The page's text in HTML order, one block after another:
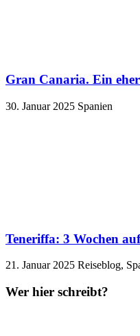
Gran Canaria. Ein
30. Januar 2025 Spanien
Teneriffa: 3 Wochen
21. Januar 2025 Reiseblog,
Wer hier schreibt?